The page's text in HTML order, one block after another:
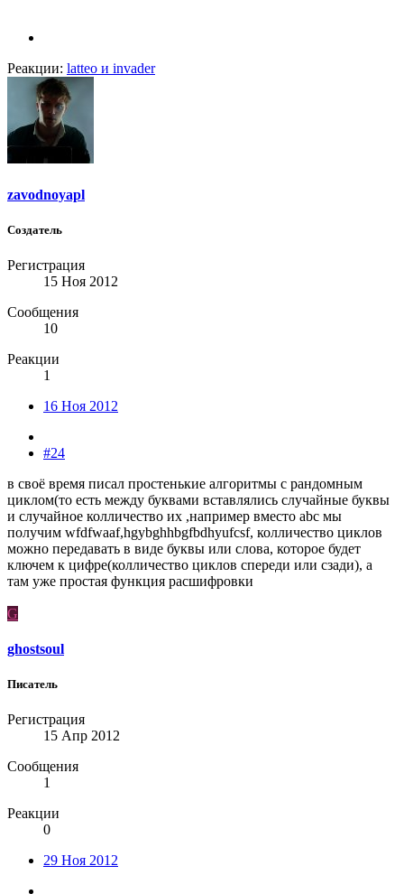
Реакции: latteo и invader
zavodnoyapl
Создатель
Регистрация
15 Ноя 2012
Сообщения
10
Реакции
1
16 Ноя 2012
#24
в своё время писал простенькие алгоритмы с рандомным
циклом(то есть между буквами вставлялись случайные буквы
и случайное колличество их ,например вместо abc мы
получим wfdfwaaf,hgybghhbgfbdhyufcsf, колличество циклов
можно передавать в виде буквы или слова, которое будет
ключем к цифре(колличество циклов спереди или сзади), а
там уже простая функция расшифровки
G
ghostsoul
Писатель
Регистрация
15 Апр 2012
Сообщения
1
Реакции
0
29 Ноя 2012